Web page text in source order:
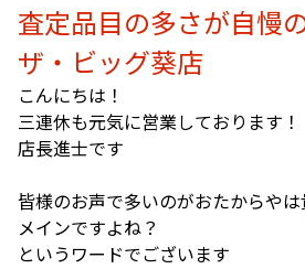
査定品目の多さが自慢
ザ・ビッグ葵店
こんにちは！
三連休も元気に営業しております！
店長進士です
皆様のお声で多いのがおたからや
メインですよね？
というワードでございます